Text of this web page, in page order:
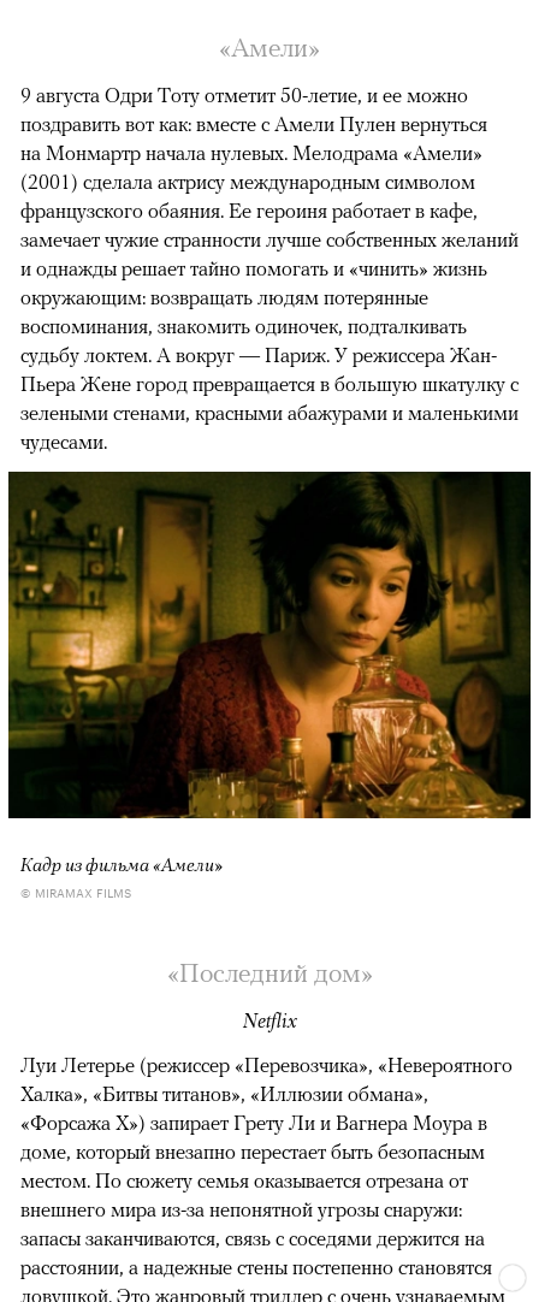
«Амели»
9 августа Одри Тоту отметит 50-летие, и ее можно
поздравить вот как: вместе с Амели Пулен вернуться
на Монмартр начала нулевых. Мелодрама «Амели»
(2001) сделала актрису международным символом
французского обаяния. Ее героиня работает в кафе,
замечает чужие странности лучше собственных желаний
и однажды решает тайно помогать и «чинить» жизнь
окружающим: возвращать людям потерянные
воспоминания, знакомить одиночек, подталкивать
судьбу локтем. А вокруг — Париж. У режиссера Жан-
Пьера Жене город превращается в большую шкатулку с
зелеными стенами, красными абажурами и маленькими
чудесами.
Кадр из фильма «Амели»
© MIRAMAX FILMS
«Последний дом»
Netflix
Луи Летерье (режиссер «Перевозчика», «Невероятного
Халка», «Битвы титанов», «Иллюзии обмана»,
«Форсажа X») запирает Грету Ли и Вагнера Моура в
доме, который внезапно перестает быть безопасным
местом. По сюжету семья оказывается отрезана от
внешнего мира из-за непонятной угрозы снаружи:
запасы заканчиваются, связь с соседями держится на
расстоянии, а надежные стены постепенно становятся
ловушкой. Это жанровый триллер с очень узнаваемым